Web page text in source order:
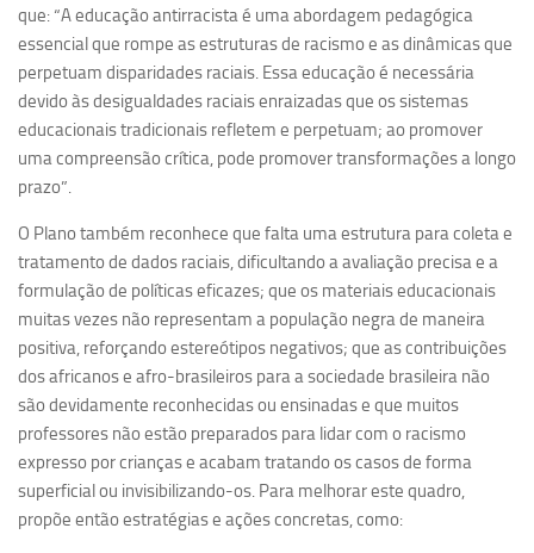
que: “A educação antirracista é uma abordagem pedagógica
essencial que rompe as estruturas de racismo e as dinâmicas que
perpetuam disparidades raciais. Essa educação é necessária
devido às desigualdades raciais enraizadas que os sistemas
educacionais tradicionais refletem e perpetuam; ao promover
uma compreensão crítica, pode promover transformações a longo
prazo”.
O Plano também reconhece que falta uma estrutura para coleta e
tratamento de dados raciais, dificultando a avaliação precisa e a
formulação de políticas eficazes; que os materiais educacionais
muitas vezes não representam a população negra de maneira
positiva, reforçando estereótipos negativos; que as contribuições
dos africanos e afro-brasileiros para a sociedade brasileira não
são devidamente reconhecidas ou ensinadas e que muitos
professores não estão preparados para lidar com o racismo
expresso por crianças e acabam tratando os casos de forma
superficial ou invisibilizando-os. Para melhorar este quadro,
propõe então estratégias e ações concretas, como: